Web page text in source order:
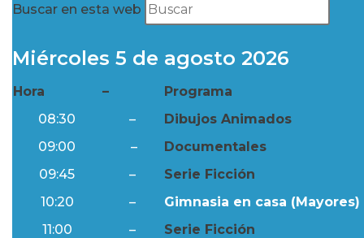
Buscar en esta web
Miércoles 5 de agosto 2026
Hora –
Programa
08:30
–
Dibujos Animados
09:00
–
Documentales
09:45
–
Serie Ficción
10:20
–
Gimnasia en casa (Mayores)
11:00
–
Serie Ficción